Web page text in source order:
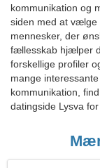
kommunikation og
siden med at vælge
mennesker, der
fællesskab hjælper
forskellige profiler
mange
kommunikation,
datingside Lysva